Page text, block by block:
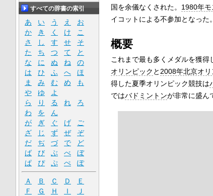
国を余儀なくされた。 1980年
イコットによる不参加となった。
概要
これまで最も多くメダルを獲得
オリンピック と 2008年北京オリ
得した夏季オリンピック競技は
ではバドミントンが非常に盛ん
すべての辞書の索引
あ い う え
お
か
き く け
こ
さ
し す せ
そ
た
ち つ て
と
な
に ぬ ね
の
は
ひ ふ へ
ほ
ま
み む め
も
や
ゆ
よ
ら
り る れ
ろ
わ
を
ん
が
ぎ ぐ げ
ご
ざ
じ ず ぜ
ぞ
だ
ぢ づ で
ど
ば
び ぶ べ
ぼ
ぱ
ぴ ぷ ぺ ぽ
Ａ Ｂ Ｃ Ｄ
Ｅ
Ｆ
Ｇ Ｈ Ｉ
Ｊ